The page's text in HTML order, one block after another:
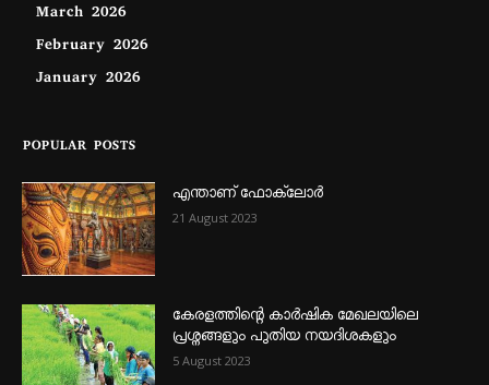
March 2026
February 2026
January 2026
POPULAR POSTS
എന്താണ്‌ ഫോക്‌ലോർ
21 August 2023
കേരളത്തിന്റെ കാർഷിക മേഖലയിലെ
പ്രശ്നങ്ങളും പുതിയ നയദിശകളും
5 August 2023